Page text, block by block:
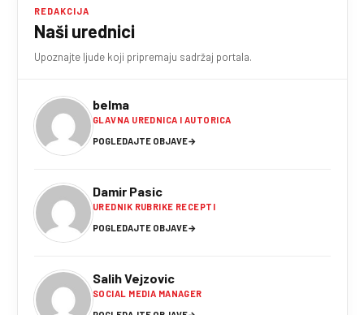
REDAKCIJA
Naši urednici
Upoznajte ljude koji pripremaju sadržaj portala.
belma
GLAVNA UREDNICA I AUTORICA
POGLEDAJTE OBJAVE→
Damir Pasic
UREDNIK RUBRIKE RECEPTI
POGLEDAJTE OBJAVE→
Salih Vejzovic
SOCIAL MEDIA MANAGER